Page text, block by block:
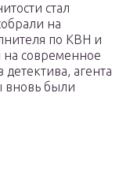
стал
на
по КВН и
на современное
агента
вновь были